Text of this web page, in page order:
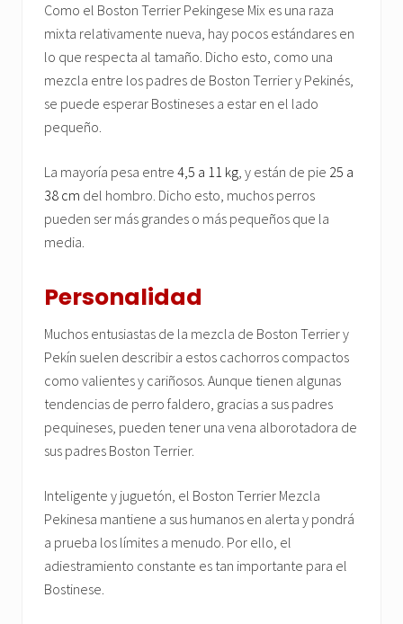
Como el Boston Terrier Pekingese Mix es una raza
mixta relativamente nueva, hay pocos estándares en
lo que respecta al tamaño. Dicho esto, como una
mezcla entre los padres de Boston Terrier y Pekinés,
se puede esperar Bostineses a estar en el lado
pequeño.
La mayoría pesa entre 4,5 a 11 kg, y están de pie 25 a
38 cm del hombro. Dicho esto, muchos perros
pueden ser más grandes o más pequeños que la
media.
Personalidad
Muchos entusiastas de la mezcla de Boston Terrier y
Pekín suelen describir a estos cachorros compactos
como valientes y cariñosos. Aunque tienen algunas
tendencias de perro faldero, gracias a sus padres
pequineses, pueden tener una vena alborotadora de
sus padres Boston Terrier.
Inteligente y juguetón, el Boston Terrier Mezcla
Pekinesa mantiene a sus humanos en alerta y pondrá
a prueba los límites a menudo. Por ello, el
adiestramiento constante es tan importante para el
Bostinese.